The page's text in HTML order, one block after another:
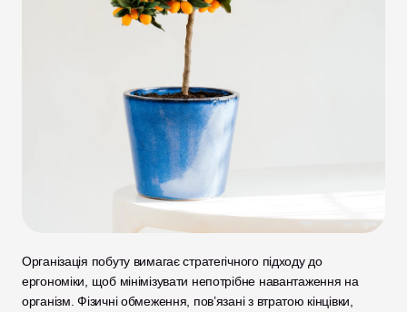
Організація побуту вимагає стратегічного підходу до
ергономіки, щоб мінімізувати непотрібне навантаження на
організм. Фізичні обмеження, пов’язані з втратою кінцівки,